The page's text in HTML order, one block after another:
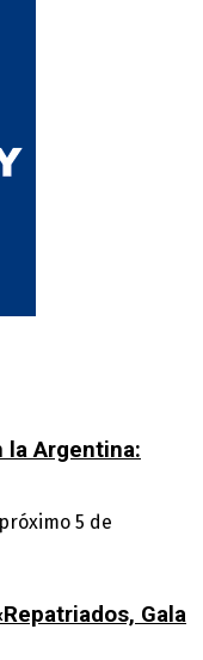
la Argentina:
5 de
Gala